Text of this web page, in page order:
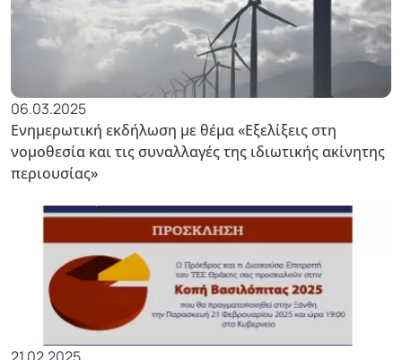
06.03.2025
Ενημερωτική εκδήλωση με θέμα «Εξελίξεις στη
νομοθεσία και τις συναλλαγές της ιδιωτικής ακίνητης
περιουσίας»